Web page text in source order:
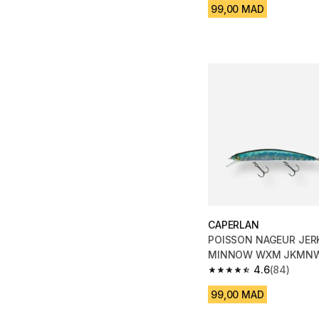
99,00 MAD
CAPERLAN
POISSON NAGEUR
MINNOW WXM
BLEU
4.6
4.6 out of 5 stars from
(84)
99,00 MAD